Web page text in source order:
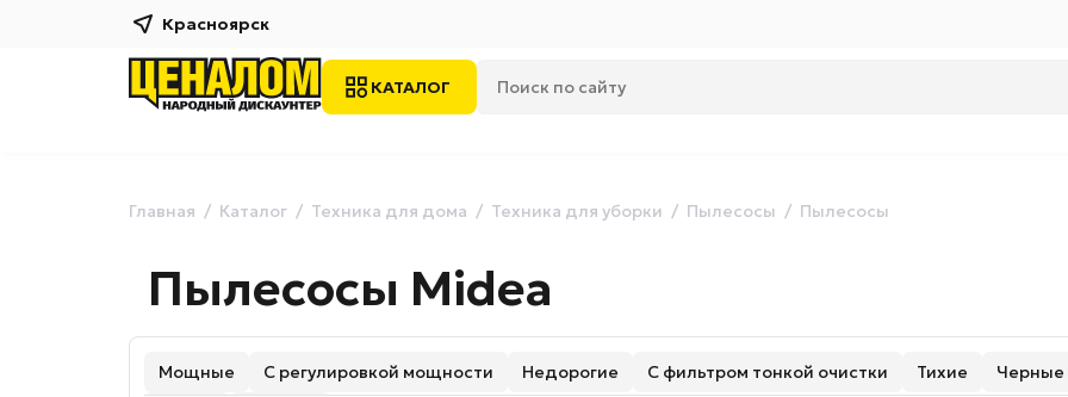
Красноярск
КАТАЛОГ
Главная Каталог Техника для дома Техника для уборки Пылесосы Пылесосы
Пылесосы Midea
Мощные С регулировкой мощности Недорогие С фильтром тонкой очистки Тихие Черные